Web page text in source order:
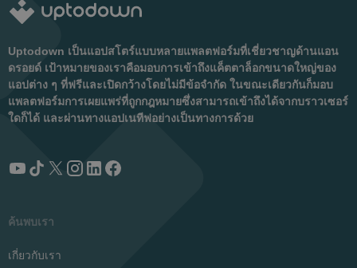
Uptodown เป็นแอปสโตร์แบบหลายแพลตฟอร์มที่เชี่ยวชาญด้านแอน
ดรอยด์ เป้าหมายของเราคือมอบการเข้าถึงแค็ตตาล็อกขนาดใหญ่ของ
แอปต่าง ๆ ที่ฟรีและเปิดกว้างโดยไม่มีข้อจำกัด ในขณะเดียวกันก็มอบ
แพลตฟอร์มการเผยแพร่ที่ถูกกฎหมายซึ่งสามารถเข้าถึงได้จากบราวเซอร์
ใดก็ได้ และผ่านทางแอปเนทีฟอย่างเป็นทางการด้วย
ค้นพบเรา
เกี่ยวกับเรา